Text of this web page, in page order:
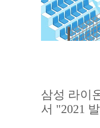
삼성 라이
서 "2021